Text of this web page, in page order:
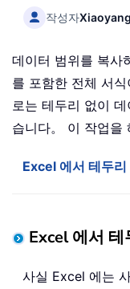
작성자Xiaoyang
데이터 범위를 복사
를 포함한 전체 서
로는 테두리 없이
습니다。 이 작업을
Excel 에서 테두
Excel 에서
사실 Excel 에는